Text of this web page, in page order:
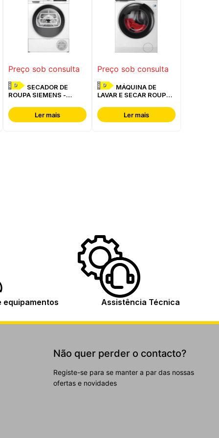
Preço sob consulta
D
ROUPA SIEMENS -
Ler mais
Preço sob consulta
D
LAVAR E SECAR ROUPA
Ler mais
equipamentos Assistência Técnica
Não quer perder o contacto?
Registe-se para se manter a par das nossas
ofertas e novidades